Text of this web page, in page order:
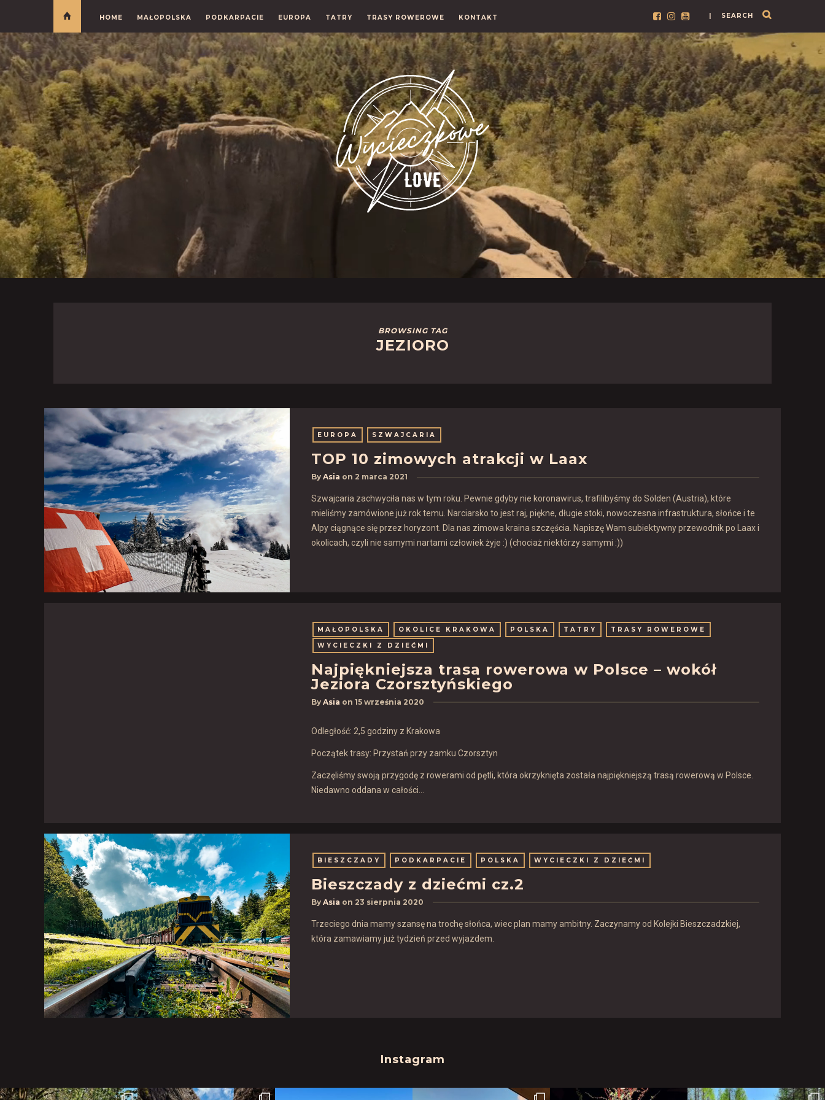
| SEARCH
HOME MAŁOPOLSKA PODKARPACIE EUROPA TATRY TRASY ROWEROWE KONTAKT
BROWSING TAG
JEZIORO
EUROPA SZWAJCARIA
TOP 10 zimowych atrakcji w Laax
By Asia on 2 marca 2021
Szwajcaria zachwyciła nas w tym roku. Pewnie gdyby nie koronawirus, trafilibyśmy do Sölden (Austria), które
mieliśmy zamówione już rok temu. Narciarsko to jest raj, piękne, długie stoki, nowoczesna infrastruktura, słońce i te
Alpy ciągnące się przez horyzont. Dla nas zimowa kraina szczęścia. Napiszę Wam subiektywny przewodnik po Laax i
okolicach, czyli nie samymi nartami człowiek żyje :) (chociaż niektórzy samymi :))
MAŁOPOLSKA OKOLICE KRAKOWA POLSKA TATRY
TRASY ROWEROWE
WYCIECZKI Z DZIEĆMI
Najpiękniejsza trasa rowerowa w Polsce – wokół
Jeziora Czorsztyńskiego
By Asia on 15 września 2020
Odległość: 2,5 godziny z Krakowa
Początek trasy: Przystań przy zamku Czorsztyn
Zaczęliśmy swoją przygodę z rowerami od pętli, która okrzyknięta została najpiękniejszą trasą rowerową w Polsce.
Niedawno oddana w całości…
BIESZCZADY PODKARPACIE POLSKA WYCIECZKI Z DZIEĆMI
Bieszczady z dziećmi cz.2
By Asia on 23 sierpnia 2020
Trzeciego dnia mamy szansę na trochę słońca, wiec plan mamy ambitny. Zaczynamy od Kolejki Bieszczadzkiej,
która zamawiamy już tydzień przed wyjazdem.
Instagram